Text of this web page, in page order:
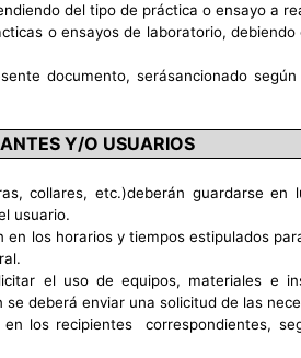
del tipo de práctica o ensayo a
o ensayos de laboratorio,
documento, serásancionado
Y/O USUARIOS
collares, etc.)deberán guardarse
usuario.
los horarios y tiempos estipulados
el uso de equipos, materiales e
deberá enviar una solicitud de las
los recipientes correspondientes,